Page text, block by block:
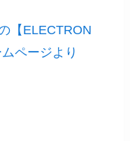
【ELECTRON
ページより